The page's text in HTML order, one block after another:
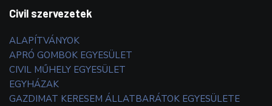
Civil szervezetek
ALAPÍTVÁNYOK
APRÓ GOMBOK EGYESÜLET
CIVIL MŰHELY EGYESÜLET
EGYHÁZAK
GAZDIMAT KERESEM ÁLLATBARÁTOK EGYESÜLETE